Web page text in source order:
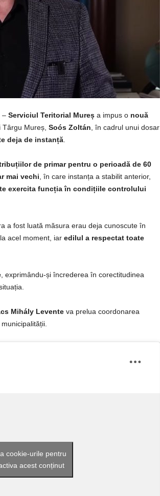
– Serviciul Teritorial Mureș a impus o nouă
Mureș, Soós Zoltán , în cadrul unui dosar
deja de instanță.
de primar pentru o perioadă de 60
mai vechi , în care instanța a stabilit anterior,
exercita funcția în condițiile controlului
a fost luată măsura erau deja cunoscute în
acel moment, iar edilul a respectat toate
, exprimându-și încrederea în corectitudinea
Mihály Leventeva prelua coordonarea
cookie-urile pentru
acest conținut